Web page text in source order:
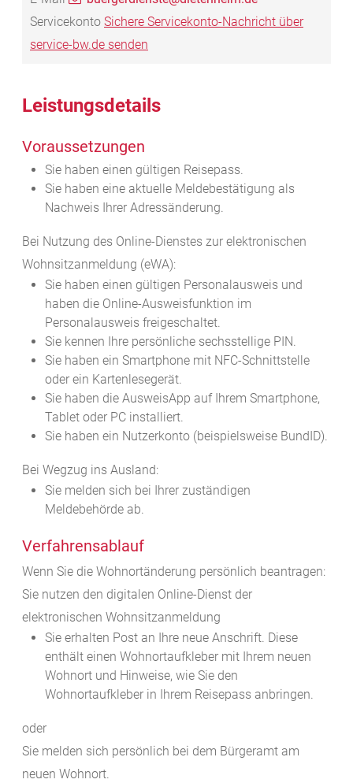
Servicekonto Sichere Servicekonto-Nachricht über
service-bw.de senden
Leistungsdetails
Voraussetzungen
Sie haben einen gültigen Reisepass.
Sie haben eine aktuelle Meldebestätigung als
Nachweis Ihrer Adressänderung.
Bei Nutzung des Online-Dienstes zur elektronischen
Wohnsitzanmeldung (eWA):
Sie haben einen gültigen Personalausweis und
haben die Online-Ausweisfunktion im
Personalausweis freigeschaltet.
Sie kennen Ihre persönliche sechsstellige PIN.
Sie haben ein Smartphone mit NFC-Schnittstelle
oder ein Kartenlesegerät.
Sie haben die AusweisApp auf Ihrem Smartphone,
Tablet oder PC installiert.
Sie haben ein Nutzerkonto (beispielsweise BundID).
Bei Wegzug ins Ausland:
Sie melden sich bei Ihrer zuständigen
Meldebehörde ab.
Verfahrensablauf
Wenn Sie die Wohnortänderung persönlich beantragen:
Sie nutzen den digitalen Online-Dienst der
elektronischen Wohnsitzanmeldung
Sie erhalten Post an Ihre neue Anschrift. Diese
enthält einen Wohnortaufkleber mit Ihrem neuen
Wohnort und Hinweise, wie Sie den
Wohnortaufkleber in Ihrem Reisepass anbringen.
oder
Sie melden sich persönlich bei dem Bürgeramt am
neuen Wohnort.